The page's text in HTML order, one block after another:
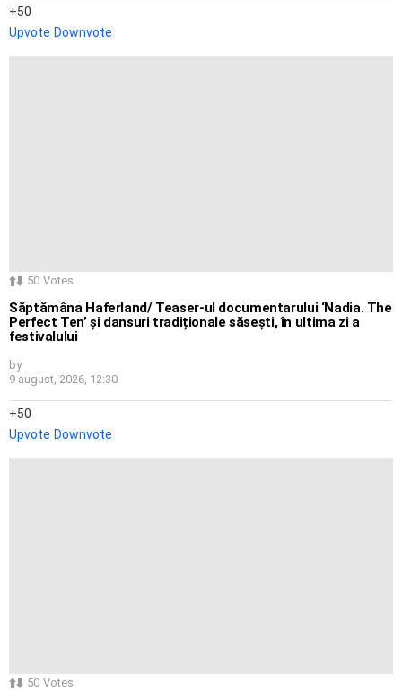
50
Upvote Downvote
50 Votes
Săptămâna Haferland/ Teaser-ul documentarului ‘Nadia. The
Perfect Ten’ și dansuri tradiționale săsești, în ultima zi a
festivalului
by
9 august, 2026, 12:30
50
Upvote Downvote
50 Votes